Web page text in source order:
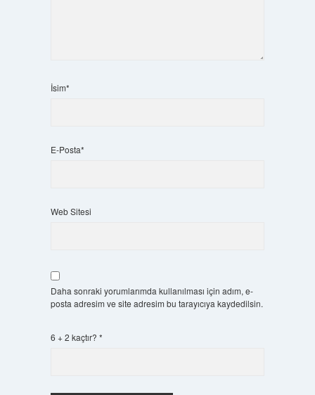
İsim*
E-Posta*
Web Sitesi
Daha sonraki yorumlarımda kullanılması için adım, e-
posta adresim ve site adresim bu tarayıcıya kaydedilsin.
6 + 2 kaçtır? *